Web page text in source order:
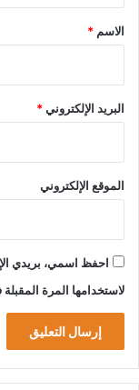
*
الاسم *
البريد الإلكتروني*
الموقع الإلكتروني
احفظ اسمي، بريدي
لاستخدامها المرة